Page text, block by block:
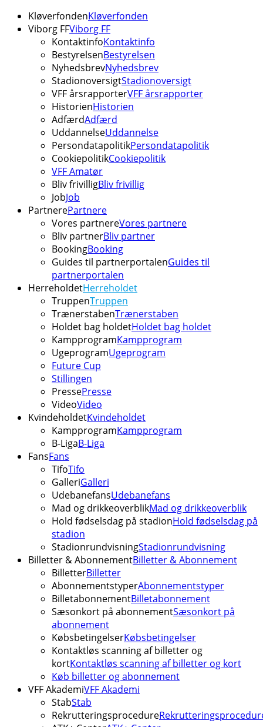
KløverfondenKløverfonden
Viborg FFViborg FF
KontaktinfoKontaktinfo
BestyrelsenBestyrelsen
NyhedsbrevNyhedsbrev
StadionoversigtStadionoversigt
VFF årsrapporterVFF årsrapporter
HistorienHistorien
AdfærdAdfærd
UddannelseUddannelse
PersondatapolitikPersondatapolitik
CookiepolitikCookiepolitik
VFF Amatør
Bliv frivilligBliv frivillig
JobJob
PartnerePartnere
Vores partnereVores partnere
Bliv partnerBliv partner
BookingBooking
Guides til partnerportalenGuides til
partnerportalen
HerreholdetHerreholdet
TruppenTruppen
TrænerstabenTrænerstaben
Holdet bag holdetHoldet bag holdet
KampprogramKampprogram
UgeprogramUgeprogram
Future Cup
Stillingen
PressePresse
VideoVideo
KvindeholdetKvindeholdet
KampprogramKampprogram
B-LigaB-Liga
FansFans
TifoTifo
GalleriGalleri
UdebanefansUdebanefans
Mad og drikkeoverblikMad og drikkeoverblik
Hold fødselsdag på stadionHold fødselsdag på
stadion
StadionrundvisningStadionrundvisning
Billetter & AbonnementBilletter & Abonnement
BilletterBilletter
AbonnementstyperAbonnementstyper
BilletabonnementBilletabonnement
Sæsonkort på abonnementSæsonkort på
abonnement
KøbsbetingelserKøbsbetingelser
Kontaktløs scanning af billetter og
kortKontaktløs scanning af billetter og kort
Køb billetter og abonnement
VFF AkademiVFF Akademi
StabStab
Rekrutteringsprocedure